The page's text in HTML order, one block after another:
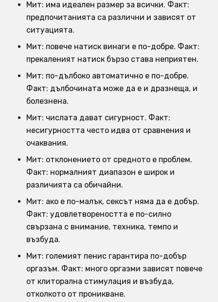
Мит: има идеален размер за всички. Факт:
предпочитанията са различни и зависят от
ситуацията.
Мит: повече натиск винаги е по-добре. Факт:
прекаленият натиск бързо става неприятен.
Мит: по-дълбоко автоматично е по-добре.
Факт: дълбочината може да е и дразнеща, и
болезнена.
Мит: числата дават сигурност. Факт:
несигурността често идва от сравнения и
очаквания.
Мит: отклонението от средното е проблем.
Факт: нормалният диапазон е широк и
различията са обичайни.
Мит: ако е по-малък, сексът няма да е добър.
Факт: удовлетвореността е по-силно
свързана с внимание, техника, темпо и
възбуда.
Мит: големият пенис гарантира по-добър
оргазъм. Факт: много оргазми зависят повече
от клиторална стимулация и възбуда,
отколкото от проникване.